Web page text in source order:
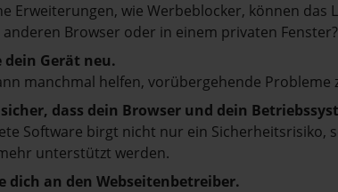
Erweiterungen, wie Werbeblocker, können
anderen Browser oder in einem privaten Fenster?
dein Gerät neu.
manchmal helfen, vorübergehende Probleme
dass dein Browser und dein
Software birgt nicht nur ein Sicherheitsrisiko,
unterstützt werden.
dich an den Webseitenbetreiber.